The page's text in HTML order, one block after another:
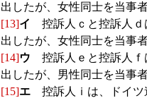
出したが、女性同士を当事
[13]イ
控訴人ｃと控訴人ｄ
出したが、女性同士を当事
[14]ウ 控訴人ｅと控訴人ｆ
出したが、男性同士を当事
[15]エ 控訴人ｉは、ドイツ